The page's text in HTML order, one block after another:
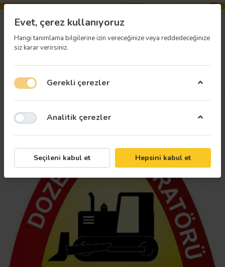
Evet, çerez kullanıyoruz
Hangi tanımlama bilgilerine izin vereceğinize veya reddedeceğinize
siz karar verirsiniz.
Gerekli çerezler
Analitik çerezler
Seçileni kabul et Hepsini kabul et